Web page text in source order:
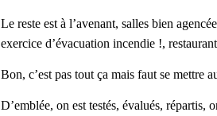
Le reste est à l’avenant, salles bien
exercice d’évacuation incendie !,
Bon, c’est pas tout ça mais faut se mettre
D’emblée, on est testés, évalués, répartis,